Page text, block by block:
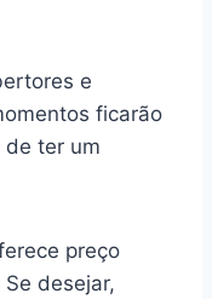
e
ficarão
ter um
preço
desejar,